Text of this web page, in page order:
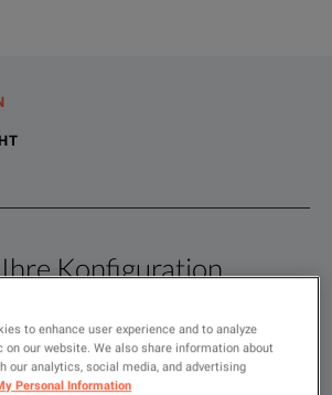
Konfiguration
Gebraucht
to enhance user experience and to analyze
on our website. We also share information about
our analytics, social media, and advertising
Personal Information